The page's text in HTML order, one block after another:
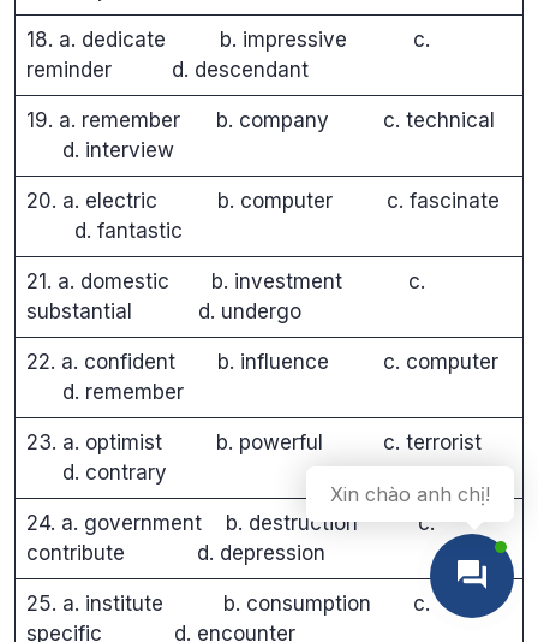
18. a. dedicate b. impressive c.
reminder d. descendant
19. a. remember b. company c. technical
d. interview
20. a. electric b. computer c. fascinate
d. fantastic
21. a. domestic b. investment c.
substantial d. undergo
22. a. confident b. influence c. computer
d. remember
23. a. optimist b. powerful c. terrorist
d. contrary
24. a. government b. destruction c.
contribute d. depression
25. a. institute b. consumption c.
specific d. encounter
Xin chào anh chị!